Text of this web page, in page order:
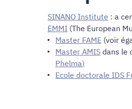
SINANO Institute : a
EMMI (The European
Master FAME (voir
Master AMIS dans le
Phelma)
Ecole doctorale IDS